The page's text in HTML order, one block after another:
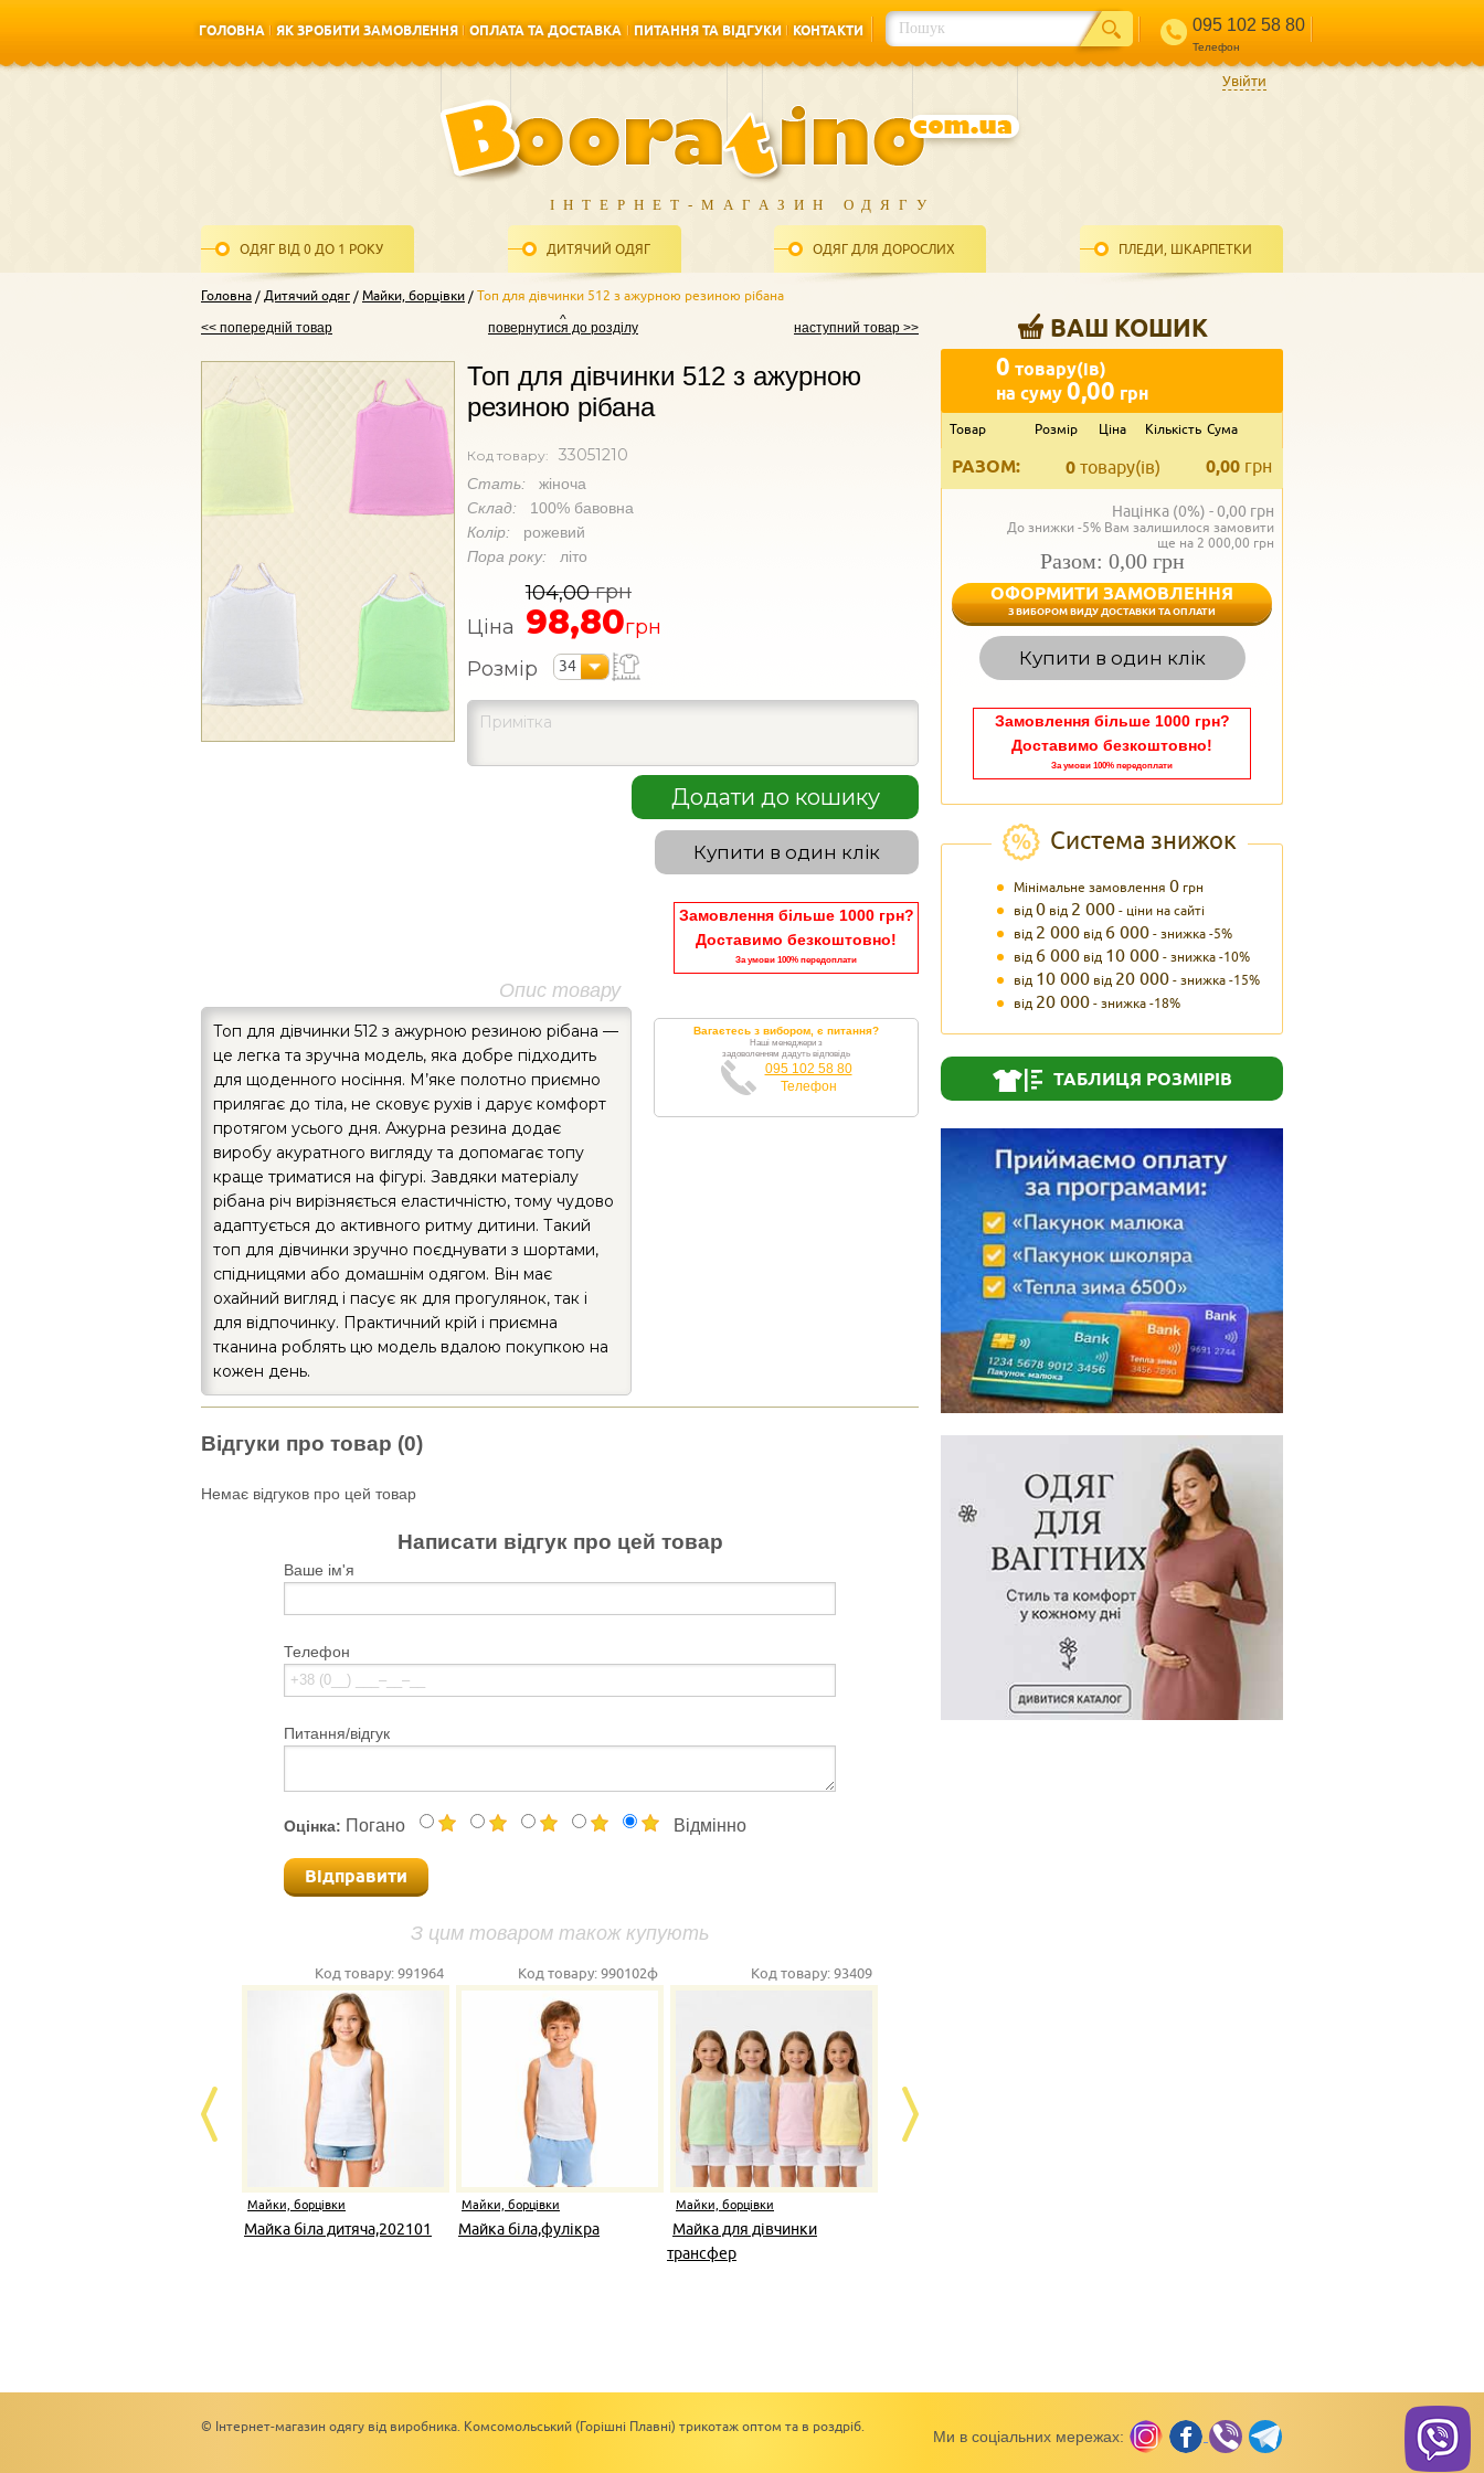
ГОЛОВНА
ЯК ЗРОБИТИ ЗАМОВЛЕННЯ
ОПЛАТА ТА ДОСТАВКА
ПИТАННЯ ТА ВІДГУКИ
КОНТАКТИ
095 102 58 80
Телефон
ІНТЕРНЕТ-МАГАЗИН ОДЯГУ
ОДЯГ ВІД 0 ДО 1 РОКУ ДИТЯЧИЙ ОДЯГ ОДЯГ ДЛЯ ДОРОСЛИХ ПЛЕДИ, ШКАРПЕТКИ
Увійти
Головна Дитячий одяг Майки, борцівки Топ для дівчинки 512 з ажурною резиною рібана
ВАШ КОШИК
0 товару(ів)
на суму0,00 грн
Товар Розмір Ціна Кількість Сума
РАЗОМ: 0,00 грн
0 товару(ів)
Націнка (0%) -0,00 грн
До знижки -5% Вам залишилося замовити
ще на 2 000,00 грн
Разом: 0,00 грн
ОФОРМИТИ ЗАМОВЛЕННЯ
З ВИБОРОМ ВИДУ ДОСТАВКИ ТА ОПЛАТИ
Купити в один клік
Замовлення більше 1000 грн?
Доставимо безкоштовно!
За умови 100% передоплати
Система знижок
Мінімальне замовлення 0 грн
від0 від 2 000- ціни на сайті
від 2 000 від 6 000- знижка -5%
від 6 000 від 10 000- знижка -10%
від 10 000 від 20 000- знижка -15%
від 20 000- знижка -18%
ТАБЛИЦЯ РОЗМІРІВ
<< попередній товар наступний товар >>
повернутися до розділу
Топ для дівчинки 512 з ажурною
резиною рібана
Код товару: 33051210
Стать: жіноча
Склад: 100% бавовна
Колір: рожевий
Пора року: літо
Ціна
104,00грн
98,80грн
Розмір
34
Додати до кошику
Купити в один клік
Замовлення більше 1000 грн?
Доставимо безкоштовно!
За умови 100% передоплати
Опис товару
Топ для дівчинки 512 з ажурною резиною рібана —
це легка та зручна модель, яка добре підходить
для щоденного носіння. М’яке полотно приємно
прилягає до тіла, не сковує рухів і дарує комфорт
протягом усього дня. Ажурна резина додає
виробу акуратного вигляду та допомагає топу
краще триматися на фігурі. Завдяки матеріалу
рібана річ вирізняється еластичністю, тому чудово
адаптується до активного ритму дитини. Такий
топ для дівчинки зручно поєднувати з шортами,
спідницями або домашнім одягом. Він має
охайний вигляд і пасує як для прогулянок, так і
для відпочинку. Практичний крій і приємна
тканина роблять цю модель вдалою покупкою на
кожен день.
Вагаєтесь з вибором, є питання?
Наші менеджери з
задоволенням дадуть відповідь
095 102 58 80
Телефон
Відгуки про товар (0)
Немає відгуков про цей товар
Написати відгук про цей товар
Ваше ім'я
Телефон
Питання/відгук
Оцінка: Погано Відмінно
Відправити
З цим товаром також купують
Код товару:991964
Майки, борцівки
Майка біла дитяча,202101
Код товару:990102ф
Майки, борцівки
Майка біла,фулікра
Код товару:93409
Майки, борцівки
Майка для дівчинки
трансфер
Ми в соціальних мережах:
© Інтернет-магазин одягу від виробника. Комсомольський (Горішні Плавні) трикотаж оптом та в роздріб.